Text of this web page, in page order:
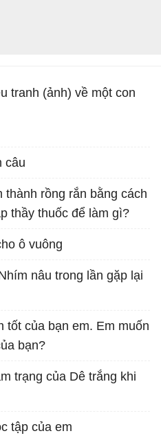
tranh (ảnh) về một con
câu
rồng rắn bằng cách
thầy thuốc để làm gì?
ô vuông
nâu trong lần gặp lại
tốt của bạn em. Em muốn
bạn?
trạng của Dê trắng khi
tập của em